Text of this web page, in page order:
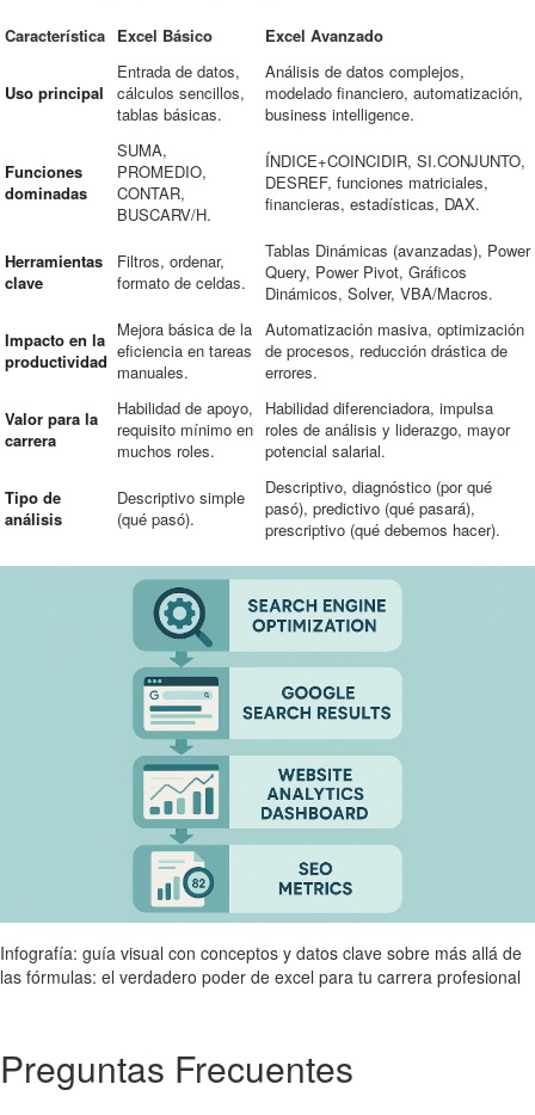
Característica Excel Básico Excel Avanzado
Uso principal
Entrada de datos,
cálculos sencillos,
tablas básicas.
Análisis de datos complejos,
modelado financiero, automatización,
business intelligence.
Funciones
dominadas
SUMA,
PROMEDIO,
CONTAR,
BUSCARV/H.
ÍNDICE+COINCIDIR, SI.CONJUNTO,
DESREF, funciones matriciales,
financieras, estadísticas, DAX.
Herramientas
clave
Filtros, ordenar,
formato de celdas.
Tablas Dinámicas (avanzadas), Power
Query, Power Pivot, Gráficos
Dinámicos, Solver, VBA/Macros.
Impacto en la
productividad
Mejora básica de la
eficiencia en tareas
manuales.
Automatización masiva, optimización
de procesos, reducción drástica de
errores.
Valor para la
carrera
Habilidad de apoyo,
requisito mínimo en
muchos roles.
Habilidad diferenciadora, impulsa
roles de análisis y liderazgo, mayor
potencial salarial.
Tipo de
análisis
Descriptivo simple
(qué pasó).
Descriptivo, diagnóstico (por qué
pasó), predictivo (qué pasará),
prescriptivo (qué debemos hacer).
Infografía: guía visual con conceptos y datos clave sobre más allá de
las fórmulas: el verdadero poder de excel para tu carrera profesional
Preguntas Frecuentes